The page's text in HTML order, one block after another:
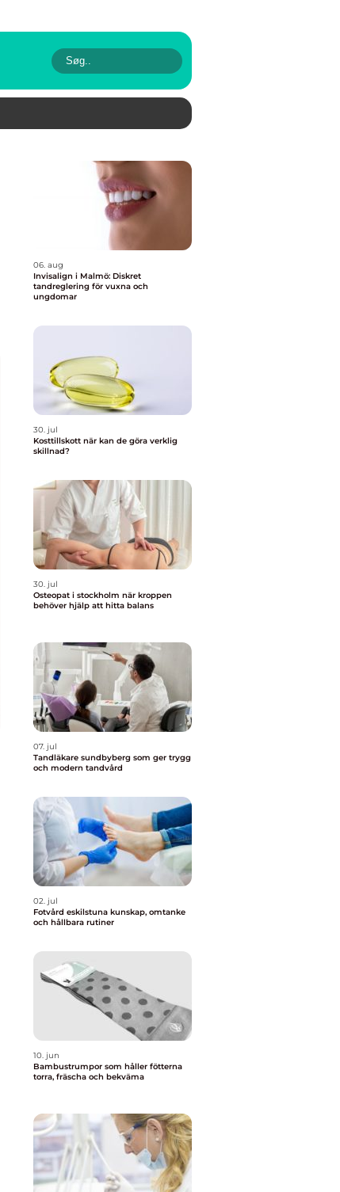
06. aug
Invisalign i Malmö: Diskret
tandreglering för vuxna och
ungdomar
30. jul
Kosttillskott när kan de göra verklig
skillnad?
30. jul
Osteopat i stockholm när kroppen
behöver hjälp att hitta balans
07. jul
Tandläkare sundbyberg som ger trygg
och modern tandvård
02. jul
Fotvård eskilstuna kunskap, omtanke
och hållbara rutiner
10. jun
Bambustrumpor som håller fötterna
torra, fräscha och bekväma